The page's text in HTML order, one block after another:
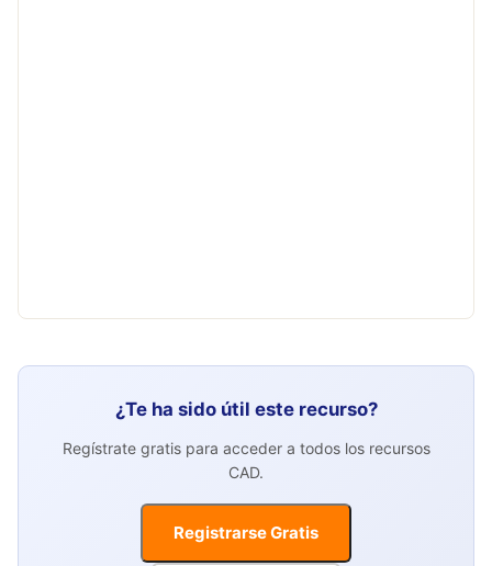
¿Te ha sido útil este recurso?
Regístrate gratis para acceder a todos los recursos
CAD.
Registrarse Gratis